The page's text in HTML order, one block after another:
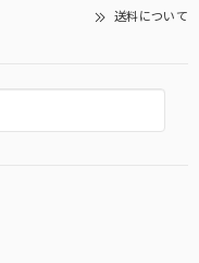
送料について